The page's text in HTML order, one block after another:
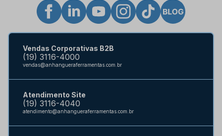
Vendas Corporativas B2B
(19) 3116-4000
vendas@anhangueraferramentas.com.br
Atendimento Site
(19) 3116-4040
atendimento@anhangueraferramentas.com.br